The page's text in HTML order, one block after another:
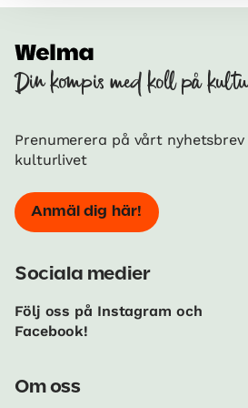
Din kompis med koll på
Prenumerera på vårt
kulturlivet
Anmäl dig här!
Sociala medier
Följ oss på Instagram och
Facebook!
Om oss